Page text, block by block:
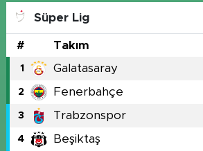
Süper Lig
# Takım
1 Galatasaray
2 Fenerbahçe
3 Trabzonspor
4 Beşiktaş